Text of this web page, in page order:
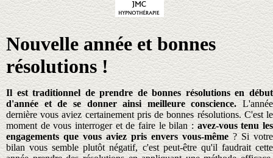
Nouvelle année et bonnes
résolutions !
Il est traditionnel de prendre de bonnes résolutions en début
d'année et de se donner ainsi meilleure conscience.L'année
dernière vous aviez certainement pris de bonnes résolutions. C'est le
moment de vous interroger et de faire le bilan : avez-vous tenu les
engagements que vous aviez pris envers vous-même? Si votre
bilan vous semble plutôt négatif, c'est peut-être qu'il faudrait cette